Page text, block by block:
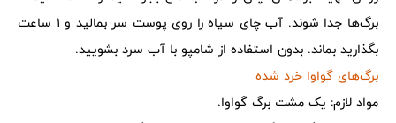
برگ‌ها جدا شوند. آب چای سیاه را روی پوست سر بمالید و 1 ساعت
بگذارید بماند. بدون استفاده از شامپو با آب سرد بشویید.
برگ‌های گواوا خرد شده
مواد لازم: یک مشت برگ گواوا.